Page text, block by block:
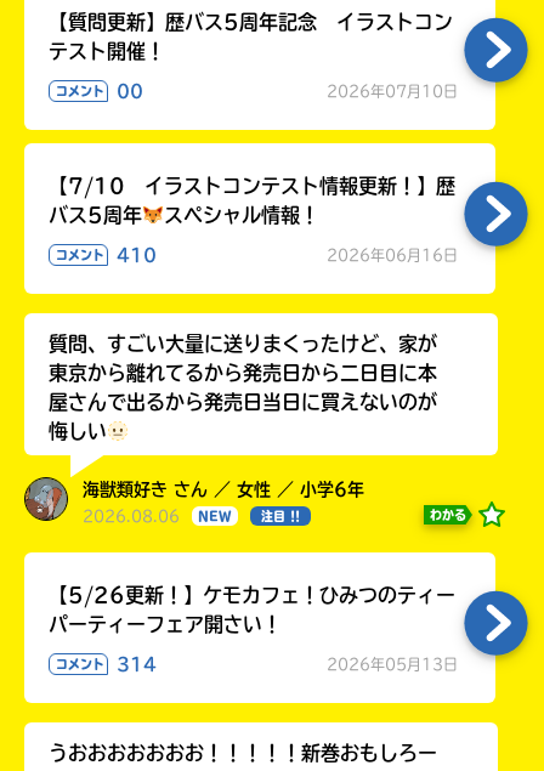
【質問更新】歴バス5周年記念 イラストコン
テスト開催！
コメント 00 2026年07月10日
【7/10 イラストコンテスト情報更新！】歴
バス5周年
スペシャル情報！
コメント 410 2026年06月16日
質問、すごい大量に送りまくったけど、家が
東京から離れてるから発売日から二日目に本
屋さんで出るから発売日当日に買えないのが
悔しい
海獣類好き さん ／ 女性 ／ 小学6年
2026.08.06 NEW 注目 !! わかる
【5/26更新！】ケモカフェ！ひみつのティー
パーティーフェア開さい！
コメント 314 2026年05月13日
うおおおおおおお！！！！！新巻おもしろー